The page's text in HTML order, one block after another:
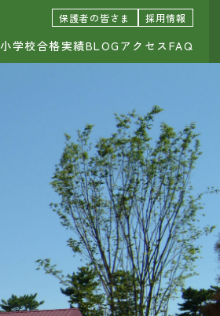
保護者の皆さま 採用情報
小学校合格実績BLOG アクセス FAQ